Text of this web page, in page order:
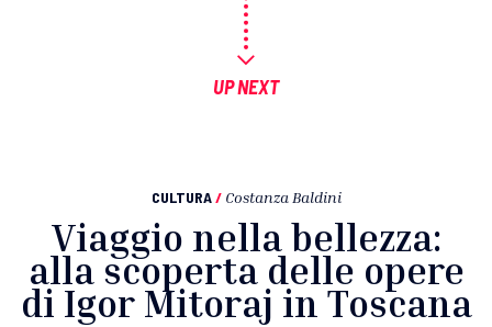
UP NEXT
CULTURA / Costanza Baldini
Viaggio nella bellezza:
alla scoperta delle opere
di Igor Mitoraj in Toscana